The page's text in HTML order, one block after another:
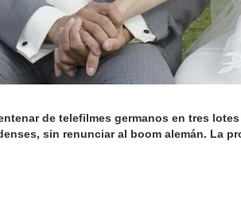
de telefilmes germanos en tres
sin renunciar al boom alemán. La